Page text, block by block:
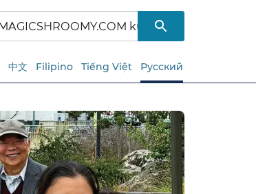
中文 Filipino Tiếng Việt Русский